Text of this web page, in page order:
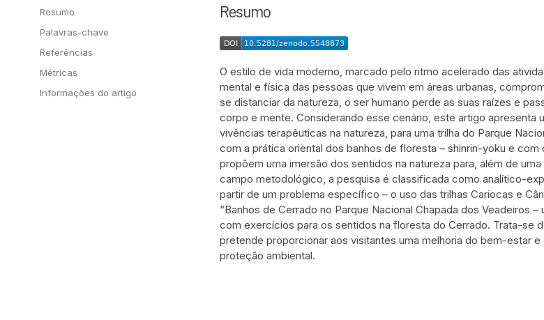
Resumo
Palavras-chave
Referências
Métricas
Informações do artigo
Resumo
O estilo de vida moderno, marcado pelo ritmo acelerado das
mental e física das pessoas que vivem em áreas urbanas,
se distanciar da natureza, o ser humano perde as suas raízes e
corpo e mente. Considerando esse cenário, este artigo
vivências terapêuticas na natureza, para uma trilha do Parque
com a prática oriental dos banhos de floresta – shinrin-yoku e
propõem uma imersão dos sentidos na natureza para, além de
campo metodológico, a pesquisa é classificada como analítico-
partir de um problema específico – o uso das trilhas Cariocas e
“Banhos de Cerrado no Parque Nacional Chapada dos Veadeiros
com exercícios para os sentidos na floresta do Cerrado. Trata-se
pretende proporcionar aos visitantes uma melhoria do bem-estar
proteção ambiental.